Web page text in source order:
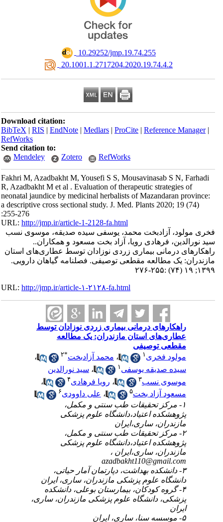
‎ 10.29252/jmp.19.74.255
‎ 20.1001.1.2717204.2020.19.74.4.2
Download citation:
BibTeX|RIS|EndNote|Medlars|ProCite|Reference Manager
RefWorks
Send citation to:
Mendeley
Zotero RefWorks
Fakhri M, Azadbakht M, Yousefi S S, Mousavinasab S N, Farhadi
R, Azadbakht M et al . Evaluation of therapeutic strategies of
neonatal jaundice by medicinal herbalists of Mazandaran province:
a descriptive cross sectional study. J. Med. Plants 2020; 19 (74)
:255-276
URL:http://jmp.ir/article-1-2128-fa.html
مولود، آزادبخت محمد، یوسفی سیده صدیقه، موسوی نسب
نورالدین، فرهادی رویا، آزاد بخت مسعود و همکاران..
درمانی بیماری زردی نوزادان توسط عطاری‌های استان
یک مطالعه مقطعی توصیفی. فصلنامه گياهان دارویی.
(۷۴) :۲۵۵-۲۷۶
URL:http://jmp.ir/article-۱-۲۱۲۸-fa.html
راهکارهای درمانی بیماری زردی نوزادان توسط
عطاری‌های استان مازندران: یک مطالعه
مقطعی توصیفی
مولود فخری۱ ،محمد آزادبخت*
،
سیده صدیقه یوسفی ۱ ،سید نورالدین
موسوی نسب
،رویا فرهادی۴
،
مسعود آزاد بخت۵ ،علی داوودی
۱- مرکز تحقیقات طب سنتی و مکمل،
پژوهشکده اعتیاد،دانشگاه علوم پزشکی
مازندران، ساری،ایران
۲- مرکز تحقیقات طب سنتی و مکمل،
پژوهشکده اعتیاد،دانشگاه علوم پزشکی
مازندران، ساری،ایران ،
azadbakht110@gmail.com
۳- دانشکده بهداشت، دپارتمان آمار حیاتی،
دانشگاه علوم پزشکی مازندران، ساری، ایران
۴- گروه کودکان، بیمارستان بوعلی، دانشکده
پزشکی، دانشگاه علوم پزشکی مازندران، ساری،
ایران